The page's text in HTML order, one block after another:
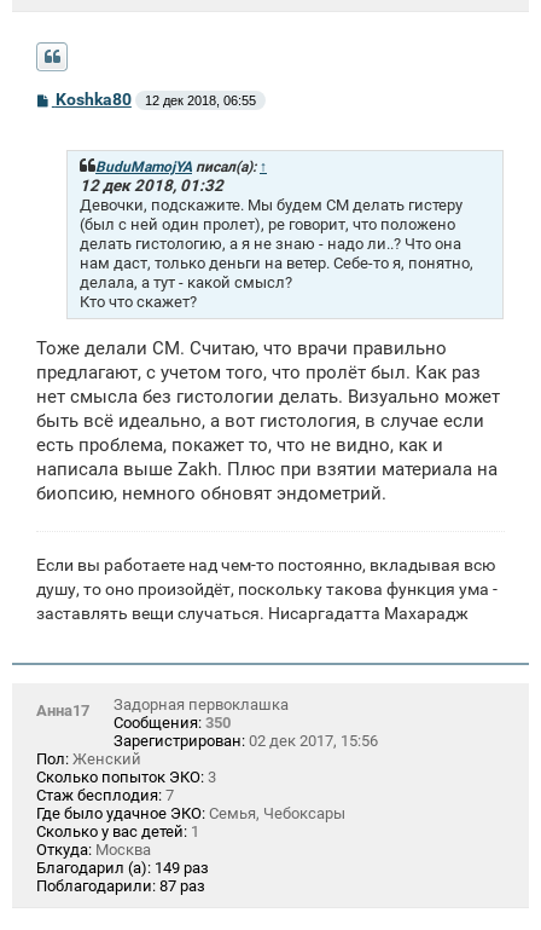
СKoshka80 12 дек 2018, 06:55
BuduMamojYA писал(а): ↑
12 дек 2018, 01:32
Девочки, подскажите. Мы будем СМ делать гистеру
(был с ней один пролет), ре говорит, что положено
делать гистологию, а я не знаю - надо ли..? Что она
нам даст, только деньги на ветер. Себе-то я, понятно,
делала, а тут - какой смысл?
Кто что скажет?
Тоже делали СМ. Считаю, что врачи правильно
предлагают, с учетом того, что пролёт был. Как раз
нет смысла без гистологии делать. Визуально может
быть всё идеально, а вот гистология, в случае если
есть проблема, покажет то, что не видно, как и
написала выше Zakh. Плюс при взятии материала на
биопсию, немного обновят эндометрий.
Если вы работаете над чем-то постоянно, вкладывая всю
душу, то оно произойдёт, поскольку такова функция ума -
заставлять вещи случаться. Нисаргадатта Махарадж
Анна17
Задорная первоклашка
Сообщения: 350
Зарегистрирован: 02 дек 2017, 15:56
Пол: Женский
Сколько попыток ЭКО: 3
Стаж бесплодия: 7
Где было удачное ЭКО: Семья, Чебоксары
Сколько у вас детей: 1
Откуда: Москва
Благодарил (а): 149 раз
Поблагодарили: 87 раз